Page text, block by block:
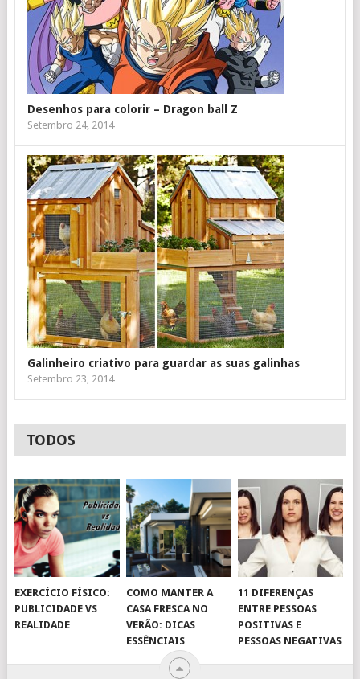
Desenhos para colorir – Dragon ball Z
Setembro 24, 2014
Galinheiro criativo para guardar as suas galinhas
Setembro 23, 2014
TODOS
EXERCÍCIO FÍSICO:
PUBLICIDADE VS
REALIDADE
COMO MANTER A
CASA FRESCA NO
VERÃO: DICAS
ESSÊNCIAIS
11 DIFERENÇAS
ENTRE PESSOAS
POSITIVAS E
PESSOAS NEGATIVAS